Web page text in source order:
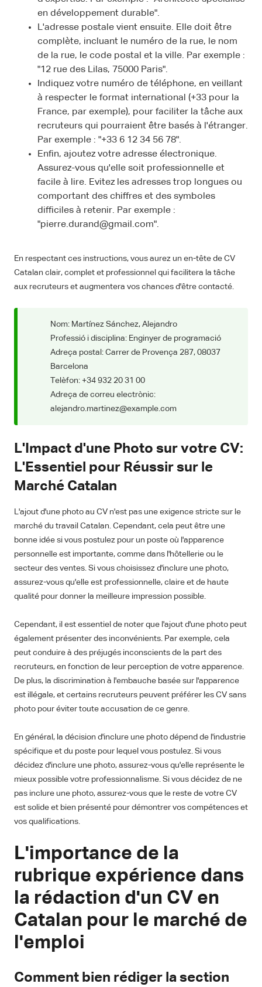
en développement durable".
L'adresse postale vient ensuite. Elle doit être
complète, incluant le numéro de la rue, le nom
de la rue, le code postal et la ville. Par exemple :
"12 rue des Lilas, 75000 Paris".
Indiquez votre numéro de téléphone, en veillant
à respecter le format international (+33 pour la
France, par exemple), pour faciliter la tâche aux
recruteurs qui pourraient être basés à l'étranger.
Par exemple : "+33 6 12 34 56 78".
Enfin, ajoutez votre adresse électronique.
Assurez-vous qu'elle soit professionnelle et
facile à lire. Evitez les adresses trop longues ou
comportant des chiffres et des symboles
difficiles à retenir. Par exemple :
"pierre.durand@gmail.com".
En respectant ces instructions, vous aurez un en-tête de CV
Catalan clair, complet et professionnel qui facilitera la tâche
aux recruteurs et augmentera vos chances d'être contacté.
Nom: Martínez Sánchez, Alejandro
Professió i disciplina: Enginyer de programació
Adreça postal: Carrer de Provença 287, 08037
Barcelona
Telèfon: +34 932 20 31 00
Adreça de correu electrònic:
alejandro.martinez@example.com
L'Impact d'une Photo sur votre CV:
L'Essentiel pour Réussir sur le
Marché Catalan
L'ajout d'une photo au CV n'est pas une exigence stricte sur le
marché du travail Catalan. Cependant, cela peut être une
bonne idée si vous postulez pour un poste où l'apparence
personnelle est importante, comme dans l'hôtellerie ou le
secteur des ventes. Si vous choisissez d'inclure une photo,
assurez-vous qu'elle est professionnelle, claire et de haute
qualité pour donner la meilleure impression possible.
Cependant, il est essentiel de noter que l'ajout d'une photo peut
également présenter des inconvénients. Par exemple, cela
peut conduire à des préjugés inconscients de la part des
recruteurs, en fonction de leur perception de votre apparence.
De plus, la discrimination à l'embauche basée sur l'apparence
est illégale, et certains recruteurs peuvent préférer les CV sans
photo pour éviter toute accusation de ce genre.
En général, la décision d'inclure une photo dépend de l'industrie
spécifique et du poste pour lequel vous postulez. Si vous
décidez d'inclure une photo, assurez-vous qu'elle représente le
mieux possible votre professionnalisme. Si vous décidez de ne
pas inclure une photo, assurez-vous que le reste de votre CV
est solide et bien présenté pour démontrer vos compétences et
vos qualifications.
L'importance de la
rubrique expérience dans
la rédaction d'un CV en
Catalan pour le marché de
l'emploi
Comment bien rédiger la section